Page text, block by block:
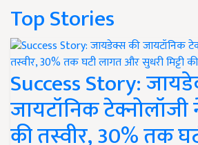
Top Stories
Success Story:
जायटॉनिक
की तस्वीर, 30% तक